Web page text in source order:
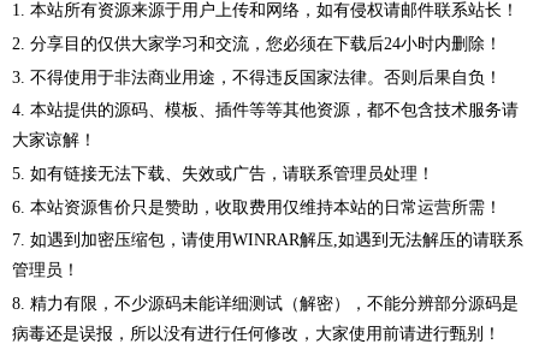
1. 本站所有资源来源于用户上传和网络，如有侵权请邮件联系站长！
2. 分享目的仅供大家学习和交流，您必须在下载后24小时内删除！
3. 不得使用于非法商业用途，不得违反国家法律。否则后果自负！
4. 本站提供的源码、模板、插件等等其他资源，都不包含技术服务请
大家谅解！
5. 如有链接无法下载、失效或广告，请联系管理员处理！
6. 本站资源售价只是赞助，收取费用仅维持本站的日常运营所需！
7. 如遇到加密压缩包，请使用WINRAR解压,如遇到无法解压的请联系
管理员！
8. 精力有限，不少源码未能详细测试（解密），不能分辨部分源码是
病毒还是误报，所以没有进行任何修改，大家使用前请进行甄别！